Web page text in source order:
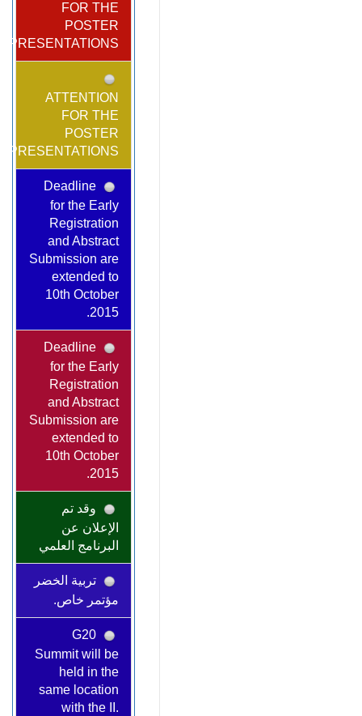
FOR THE
POSTER
PRESENTATIONS!
ATTENTION
FOR THE
POSTER
PRESENTATIONS!
Deadline
for the Early
Registration
and Abstract
Submission are
extended to
10th October
2015.
Deadline
for the Early
Registration
and Abstract
Submission are
extended to
10th October
2015.
وقد تم
الإعلان عن
البرنامج العلمي
تربية الخضر
مؤتمر خاص.
G20
Summit will be
held in the
same location
with the II.